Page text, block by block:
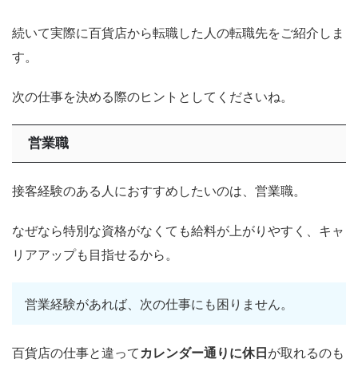
続いて実際に百貨店から転職した人の転職先をご紹介しま
す。
次の仕事を決める際のヒントとしてくださいね。
営業職
接客経験のある人におすすめしたいのは、営業職。
なぜなら特別な資格がなくても給料が上がりやすく、キャ
リアアップも目指せるから。
営業経験があれば、次の仕事にも困りません。
百貨店の仕事と違って カレンダー通りに休日が取れるのも